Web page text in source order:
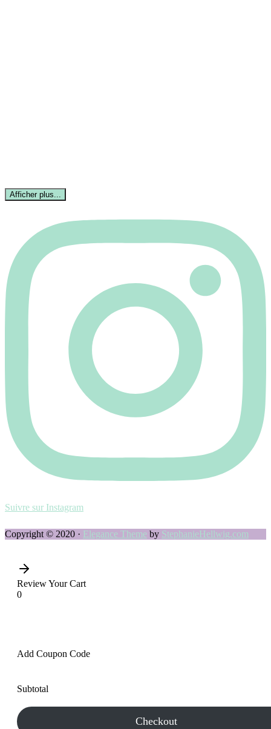
Afficher plus...
Suivre sur Instagram
Copyright © 2020 · Elegance Theme by StephanieHellwig.com
Review Your Cart
0
Add Coupon Code
Subtotal
Checkout